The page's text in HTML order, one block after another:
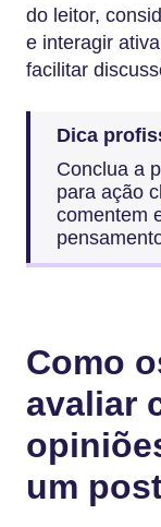
do leitor,
e interagir
facilitar
Dica
Conclua a
para ação
comentem
Como
avaliar
um